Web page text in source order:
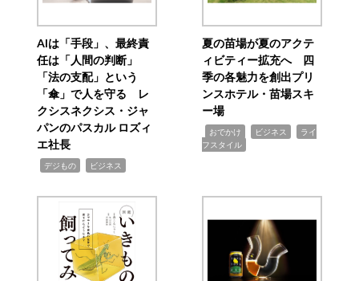
AIは「手段」、最終責
任は「人間の判断」
「法の支配」という
「傘」で人を守る レ
クシスネクシス・ジャ
パンのパスカル ロズィ
エ社長
デジもの ビジネス
夏の苗場が夏のアクテ
ィビティー拡充へ 四
季の各魅力を創出プリ
ンスホテル・苗場スキ
ー場
おでかけ ビジネス
ライ
フスタイル